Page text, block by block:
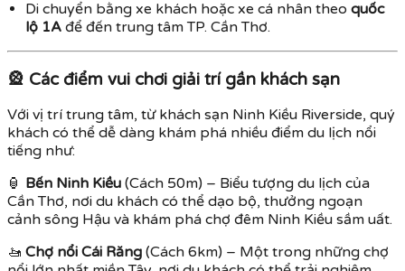
Di chuyển bằng xe khách hoặc xe cá nhân theo quốc
lộ 1A để đến trung tâm TP. Cần Thơ.
🎡 Các điểm vui chơi giải trí gần khách sạn
Với vị trí trung tâm, từ khách sạn Ninh Kiều Riverside, quý
khách có thể dễ dàng khám phá nhiều điểm du lịch nổi
tiếng như:
🏮 Bến Ninh Kiều (Cách 50m) – Biểu tượng du lịch của
Cần Thơ, nơi du khách có thể dạo bộ, thưởng ngoạn
cảnh sông Hậu và khám phá chợ đêm Ninh Kiều sầm uất.
🚤 Chợ nổi Cái Răng (Cách 6km) – Một trong những chợ